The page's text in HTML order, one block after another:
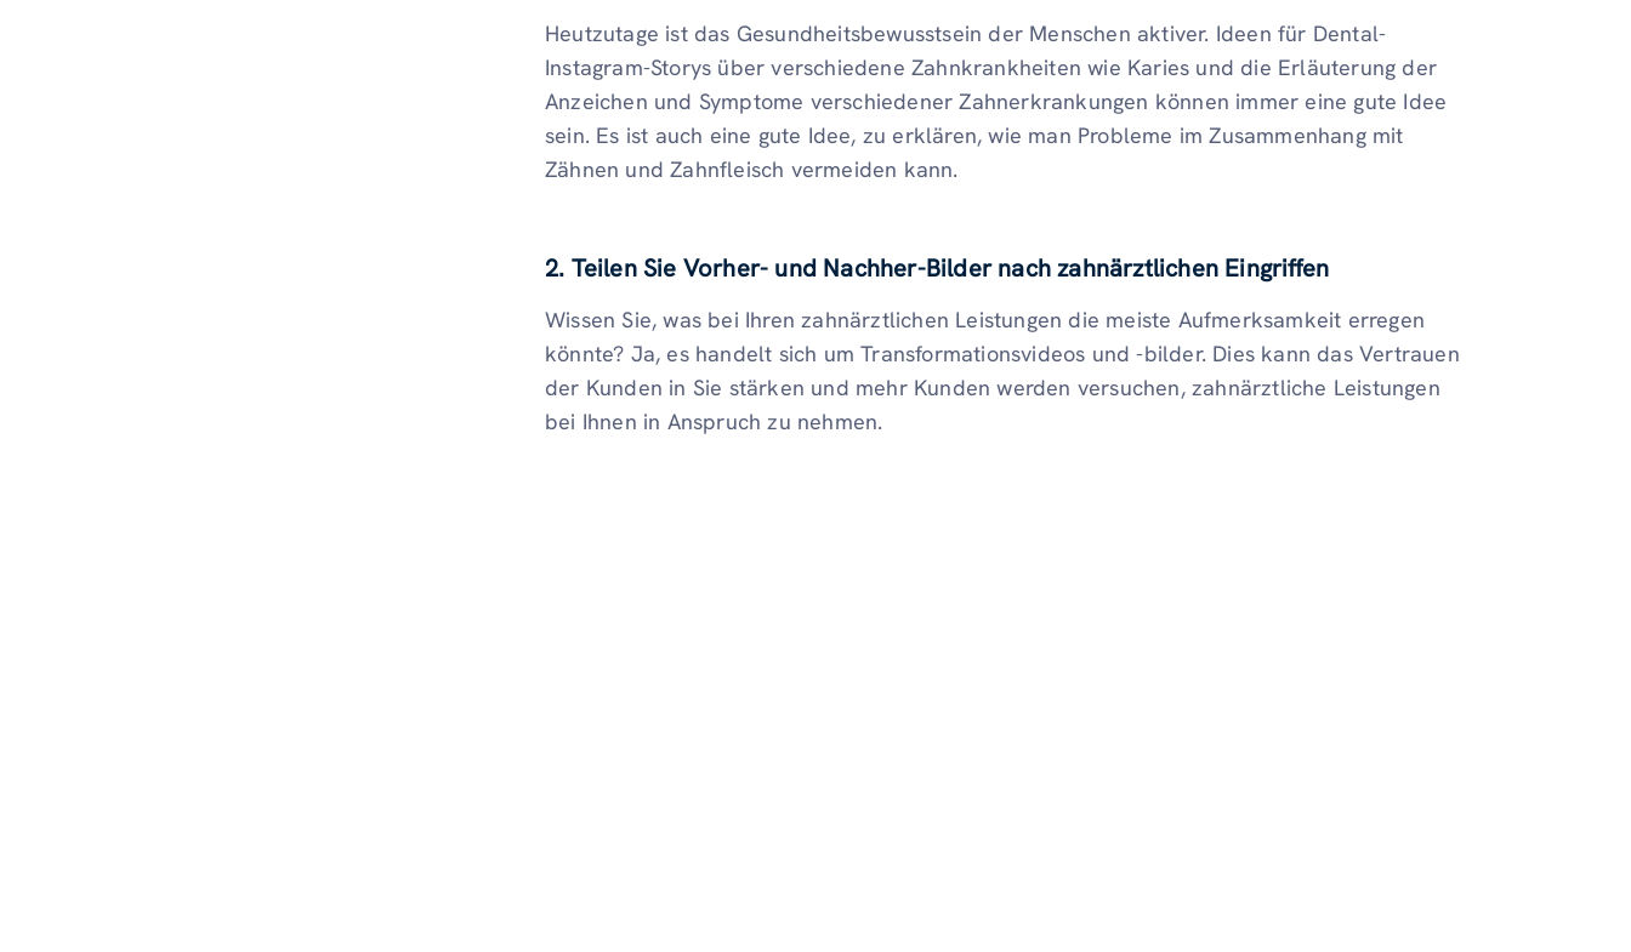
Heutzutage ist das Gesundheitsbewusstsein der Menschen aktiver. Ideen für Dental-
Instagram-Storys über verschiedene Zahnkrankheiten wie Karies und die Erläuterung der
Anzeichen und Symptome verschiedener Zahnerkrankungen können immer eine gute Idee
sein. Es ist auch eine gute Idee, zu erklären, wie man Probleme im Zusammenhang mit
Zähnen und Zahnfleisch vermeiden kann.
2. Teilen Sie Vorher- und Nachher-Bilder nach zahnärztlichen Eingriffen
Wissen Sie, was bei Ihren zahnärztlichen Leistungen die meiste Aufmerksamkeit erregen
könnte? Ja, es handelt sich um Transformationsvideos und -bilder. Dies kann das Vertrauen
der Kunden in Sie stärken und mehr Kunden werden versuchen, zahnärztliche Leistungen
bei Ihnen in Anspruch zu nehmen.